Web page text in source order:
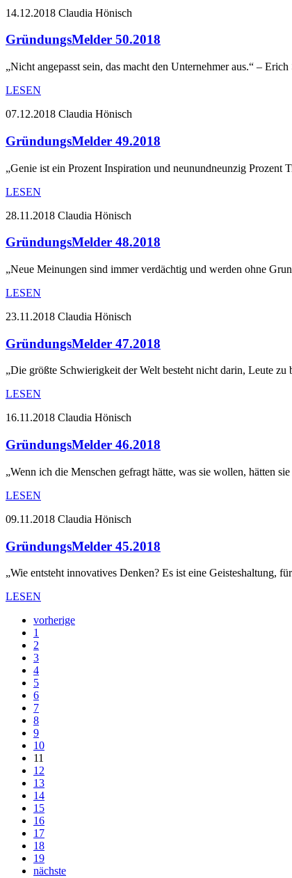
14.12.2018 Claudia Hönisch
GründungsMelder 50.2018
„Nicht angepasst sein, das macht den Unternehmer aus.“ –
LESEN
07.12.2018 Claudia Hönisch
GründungsMelder 49.2018
„Genie ist ein Prozent Inspiration und neunundneunzig Prozent
LESEN
28.11.2018 Claudia Hönisch
GründungsMelder 48.2018
„Neue Meinungen sind immer verdächtig und werden ohne
LESEN
23.11.2018 Claudia Hönisch
GründungsMelder 47.2018
„Die größte Schwierigkeit der Welt besteht nicht darin, Leute zu
LESEN
16.11.2018 Claudia Hönisch
GründungsMelder 46.2018
„Wenn ich die Menschen gefragt hätte, was sie wollen, hätten
LESEN
09.11.2018 Claudia Hönisch
GründungsMelder 45.2018
„Wie entsteht innovatives Denken? Es ist eine Geisteshaltung,
LESEN
vorherige
1
2
3
4
5
6
7
8
9
10
11
12
13
14
15
16
17
18
19
nächste